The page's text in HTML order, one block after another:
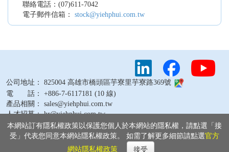
聯絡電話：(07)611-7042
電子郵件信箱：
stock@yiehphui.com.tw
公司地址： 825004 高雄市橋頭區芋寮里芋寮路369號
電 話： +886-7-6117181 (10 線)
產品相關： sales@yiehphui.com.tw
人才招募： hr@yiehphui.com.tw
其他問題： webmaster@yiehphui.com.tw
本網站訂有隱私權政策以保護您個人於本網站的隱私權，請點選「接
受」代表您同意本網站隱私權政策。 如需了解更多細節請點選官方
網站隱私權政策
接受